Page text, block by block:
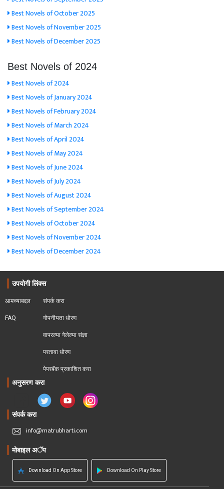
Best Novels of October 2025
Best Novels of November 2025
Best Novels of December 2025
Best Novels of 2024
Best Novels of 2024
Best Novels of January 2024
Best Novels of February 2024
Best Novels of March 2024
Best Novels of April 2024
Best Novels of May 2024
Best Novels of June 2024
Best Novels of July 2024
Best Novels of August 2024
Best Novels of September 2024
Best Novels of October 2024
Best Novels of November 2024
Best Novels of December 2024
उपयोगी लिंक्स
आमच्याबद्दल
FAQ
संपर्क करा
गोपनीयता धोरण
वापरल्या गेलेल्या संज्ञा
परतावा धोरण
पेपरबॅक प्रकाशित करा
अनुसरण करा
संपर्क करा
info@matrubharti.com
मोबाइल अॅप
Download On App Store Download On Play Store